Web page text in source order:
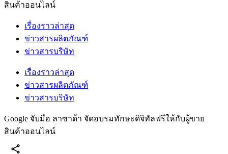
สินค้าออนไลน์
เรื่องราวล่าสุด
ข่าวสารผลิตภัณฑ์
ข่าวสารบริษัท
เรื่องราวล่าสุด
ข่าวสารผลิตภัณฑ์
ข่าวสารบริษัท
Google จับมือ ลาซาด้า จัดอบรมทักษะดิจิทัลฟรีให้กับผู้ขาย
สินค้าออนไลน์